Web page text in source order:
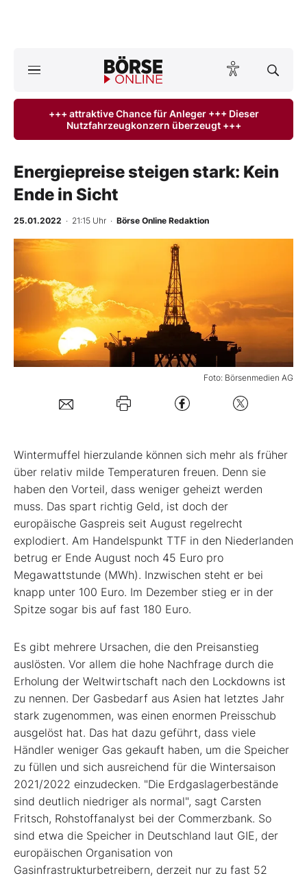
ktuelle Ausgabe BÖRSE ONLINE lesen
Anlageprodukte
Finanz-Check
Experten
Mein B:O
Kontakt
+++ attraktive Chance für Anleger +++ Dieser
Nutzfahrzeugkonzern überzeugt +++
Energiepreise steigen stark: Kein
Ende in Sicht
25.01.2022 · 21:15 Uhr · Börse Online Redaktion
Foto: Börsenmedien AG
Wintermuffel hierzulande können sich mehr als früher
über relativ milde Temperaturen freuen. Denn sie
haben den Vorteil, dass weniger geheizt werden
muss. Das spart richtig Geld, ist doch der
europäische Gaspreis seit August regelrecht
explodiert. Am Handelspunkt TTF in den Niederlanden
betrug er Ende August noch 45 Euro pro
Megawattstunde (MWh). Inzwischen steht er bei
knapp unter 100 Euro. Im Dezember stieg er in der
Spitze sogar bis auf fast 180 Euro.
Es gibt mehrere Ursachen, die den Preisanstieg
auslösten. Vor allem die hohe Nachfrage durch die
Erholung der Weltwirtschaft nach den Lockdowns ist
zu nennen. Der Gasbedarf aus Asien hat letztes Jahr
stark zugenommen, was einen enormen Preisschub
ausgelöst hat. Das hat dazu geführt, dass viele
Händler weniger Gas gekauft haben, um die Speicher
zu füllen und sich ausreichend für die Wintersaison
2021/2022 einzudecken. "Die Erdgaslagerbestände
sind deutlich niedriger als normal", sagt Carsten
Fritsch, Rohstoffanalyst bei der Commerzbank. So
sind etwa die Speicher in Deutschland laut GIE, der
europäischen Organisation von
Gasinfrastrukturbetreibern, derzeit nur zu fast 52